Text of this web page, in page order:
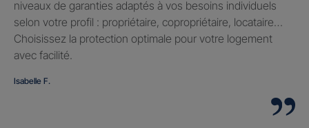
niveaux de garanties adaptés à vos besoins individuels
selon votre profil : propriétaire, copropriétaire, locataire…
Choisissez la protection optimale pour votre logement
avec facilité.
Isabelle F.